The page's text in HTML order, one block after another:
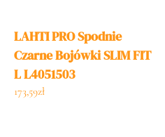
LAHTI PRO Spodnie
Czarne Bojówki SLIM FIT
L L4051503
173,59zł